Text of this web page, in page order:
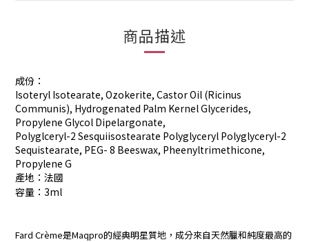
商品描述
成份：
Isoteryl Isotearate, Ozokerite, Castor Oil (Ricinus
Communis), Hydrogenated Palm Kernel Glycerides,
Propylene Glycol Dipelargonate,
Polyglceryl-2 Sesquiisostearate Polyglyceryl Polyglyceryl-2
Sequistearate, PEG- 8 Beeswax, Pheenyltrimethicone,
Propylene G
產地：法國
容量：3ml
Fard Crème是Maqpro的經典明星質地，成分來自天然臘和純度最高的